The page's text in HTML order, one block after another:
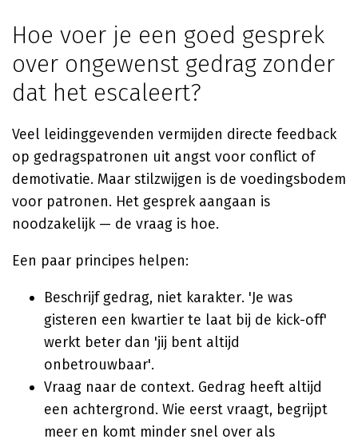
Hoe voer je een goed gesprek
over ongewenst gedrag zonder
dat het escaleert?
Veel leidinggevenden vermijden directe feedback
op gedragspatronen uit angst voor conflict of
demotivatie. Maar stilzwijgen is de voedingsbodem
voor patronen. Het gesprek aangaan is
noodzakelijk — de vraag is hoe.
Een paar principes helpen:
Beschrijf gedrag, niet karakter. 'Je was
gisteren een kwartier te laat bij de kick-off'
werkt beter dan 'jij bent altijd
onbetrouwbaar'.
Vraag naar de context. Gedrag heeft altijd
een achtergrond. Wie eerst vraagt, begrijpt
meer en komt minder snel over als